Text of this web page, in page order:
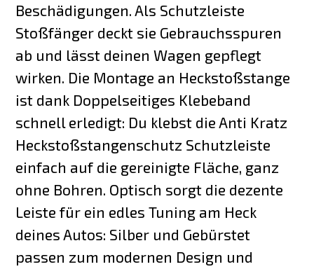
Beschädigungen. Als Schutzleiste
Stoßfänger deckt sie Gebrauchsspuren
ab und lässt deinen Wagen gepflegt
wirken. Die Montage an Heckstoßstange
ist dank Doppelseitiges Klebeband
schnell erledigt: Du klebst die Anti Kratz
Heckstoßstangenschutz Schutzleiste
einfach auf die gereinigte Fläche, ganz
ohne Bohren. Optisch sorgt die dezente
Leiste für ein edles Tuning am Heck
deines Autos: Silber und Gebürstet
passen zum modernen Design und